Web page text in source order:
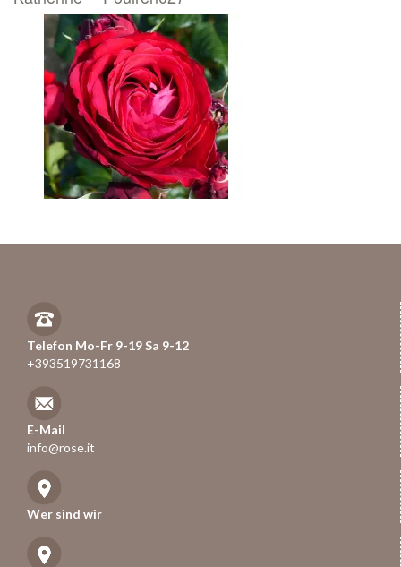
Telefon Mo-Fr 9-19 Sa 9-12
+393519731168
E-Mail
info@rose.it
Wer sind wir